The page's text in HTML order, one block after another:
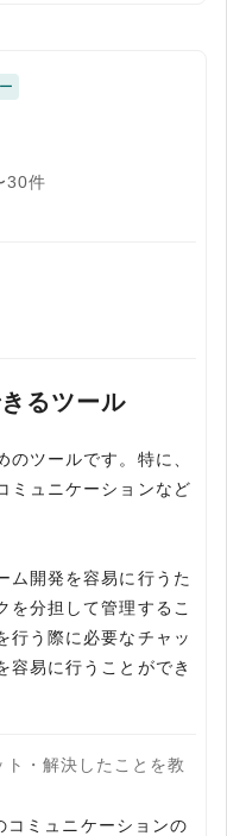
30件
るツール
ツールです。特に、
ミュニケーションなど
ム開発を容易に行うた
を分担して管理するこ
行う際に必要なチャッ
容易に行うことができ
・解決したことを教
ミュニケーションの